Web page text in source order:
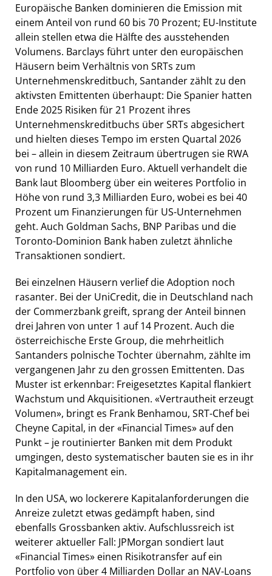
Europäische Banken dominieren die Emission mit
einem Anteil von rund 60 bis 70 Prozent; EU-Institute
allein stellen etwa die Hälfte des ausstehenden
Volumens. Barclays führt unter den europäischen
Häusern beim Verhältnis von SRTs zum
Unternehmenskreditbuch, Santander zählt zu den
aktivsten Emittenten überhaupt: Die Spanier hatten
Ende 2025 Risiken für 21 Prozent ihres
Unternehmenskreditbuchs über SRTs abgesichert
und hielten dieses Tempo im ersten Quartal 2026
bei – allein in diesem Zeitraum übertrugen sie RWA
von rund 10 Milliarden Euro. Aktuell verhandelt die
Bank laut Bloomberg über ein weiteres Portfolio in
Höhe von rund 3,3 Milliarden Euro, wobei es bei 40
Prozent um Finanzierungen für US-Unternehmen
geht. Auch Goldman Sachs, BNP Paribas und die
Toronto-Dominion Bank haben zuletzt ähnliche
Transaktionen sondiert.
Bei einzelnen Häusern verlief die Adoption noch
rasanter. Bei der UniCredit, die in Deutschland nach
der Commerzbank greift, sprang der Anteil binnen
drei Jahren von unter 1 auf 14 Prozent. Auch die
österreichische Erste Group, die mehrheitlich
Santanders polnische Tochter übernahm, zählte im
vergangenen Jahr zu den grossen Emittenten. Das
Muster ist erkennbar: Freigesetztes Kapital flankiert
Wachstum und Akquisitionen. «Vertrautheit erzeugt
Volumen», bringt es Frank Benhamou, SRT-Chef bei
Cheyne Capital, in der «Financial Times» auf den
Punkt – je routinierter Banken mit dem Produkt
umgingen, desto systematischer bauten sie es in ihr
Kapitalmanagement ein.
In den USA, wo lockerere Kapitalanforderungen die
Anreize zuletzt etwas gedämpft haben, sind
ebenfalls Grossbanken aktiv. Aufschlussreich ist
weiterer aktueller Fall: JPMorgan sondiert laut
«Financial Times» einen Risikotransfer auf ein
Portfolio von über 4 Milliarden Dollar an NAV-Loans